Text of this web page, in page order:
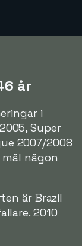
år
i
Super
2007/2008
någon
är Brazil
2010